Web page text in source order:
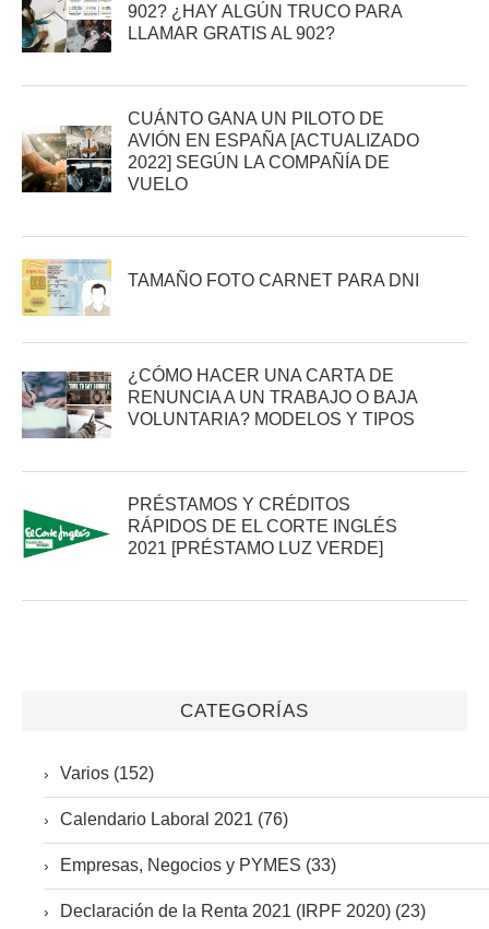
902? ¿HAY ALGÚN TRUCO PARA
LLAMAR GRATIS AL 902?
CUÁNTO GANA UN PILOTO DE
AVIÓN EN ESPAÑA [ACTUALIZADO
2022] SEGÚN LA COMPAÑÍA DE
VUELO
TAMAÑO FOTO CARNET PARA DNI
¿CÓMO HACER UNA CARTA DE
RENUNCIA A UN TRABAJO O BAJA
VOLUNTARIA? MODELOS Y TIPOS
PRÉSTAMOS Y CRÉDITOS
RÁPIDOS DE EL CORTE INGLÉS
2021 [PRÉSTAMO LUZ VERDE]
CATEGORÍAS
Varios (152)
Calendario Laboral 2021 (76)
Empresas, Negocios y PYMES (33)
Declaración de la Renta 2021 (IRPF 2020) (23)